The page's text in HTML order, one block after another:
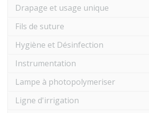
Drapage et usage unique
Fils de suture
Hygiène et Désinfection
Instrumentation
Lampe à photopolymeriser
Ligne d'irrigation